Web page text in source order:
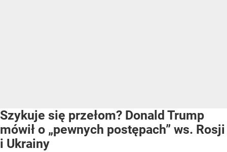
Szykuje się przełom? Donald Trump
mówił o „pewnych postępach” ws. Rosji
i Ukrainy